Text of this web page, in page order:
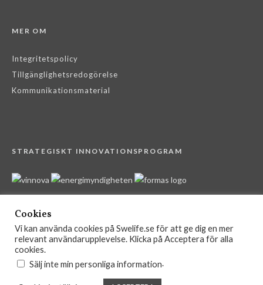
MER OM
Integritetspolicy
Tillgänglighetsredogörelse
Kommunikationsmaterial
STRATEGISKT INNOVATIONSPROGRAM
Swelife 2025
Cookies
Vi kan använda cookies på Swelife.se för att ge dig en mer
relevant användarupplevelse. Klicka på Acceptera för alla
cookies.
Sälj inte min personliga information.